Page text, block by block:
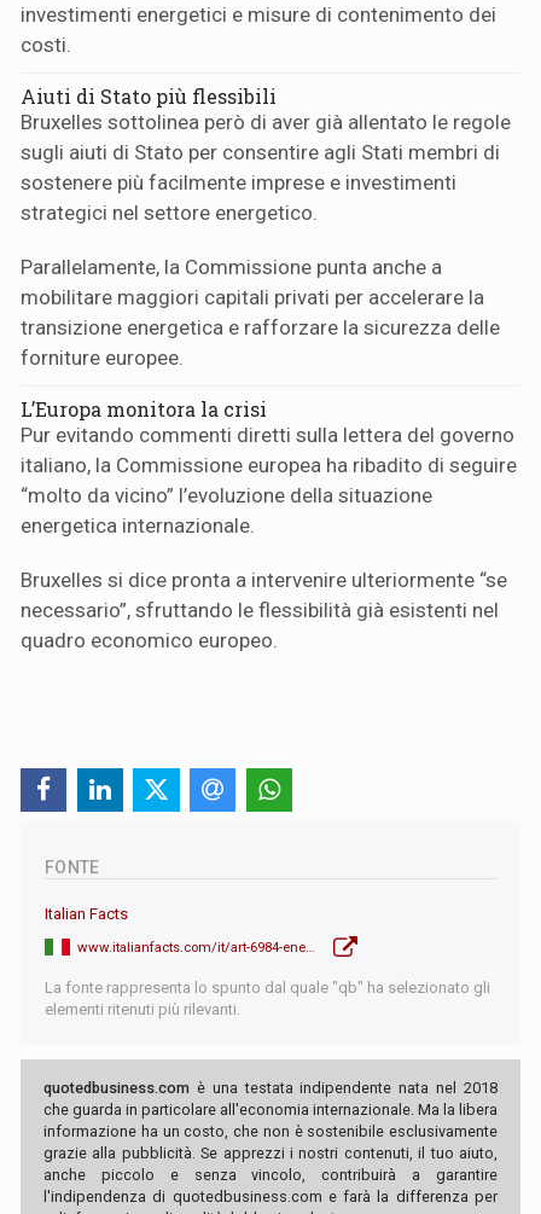
investimenti energetici e misure di contenimento dei
costi.
Aiuti di Stato più flessibili
Bruxelles sottolinea però di aver già allentato le regole
sugli aiuti di Stato per consentire agli Stati membri di
sostenere più facilmente imprese e investimenti
strategici nel settore energetico.
Parallelamente, la Commissione punta anche a
mobilitare maggiori capitali privati per accelerare la
transizione energetica e rafforzare la sicurezza delle
forniture europee.
L’Europa monitora la crisi
Pur evitando commenti diretti sulla lettera del governo
italiano, la Commissione europea ha ribadito di seguire
“molto da vicino” l’evoluzione della situazione
energetica internazionale.
Bruxelles si dice pronta a intervenire ulteriormente “se
necessario”, sfruttando le flessibilità già esistenti nel
quadro economico europeo.
FONTE
Italian Facts
La fonte rappresenta lo spunto dal quale "qb" ha selezionato gli
elementi ritenuti più rilevanti.
quotedbusiness.com è una testata indipendente nata nel 2018
che guarda in particolare all'economia internazionale. Ma la libera
informazione ha un costo, che non è sostenibile esclusivamente
grazie alla pubblicità. Se apprezzi i nostri contenuti, il tuo aiuto,
anche piccolo e senza vincolo, contribuirà a garantire
l'indipendenza di quotedbusiness.com e farà la differenza per